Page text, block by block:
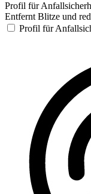
Profil für
Entfernt Blitze und
Profil für